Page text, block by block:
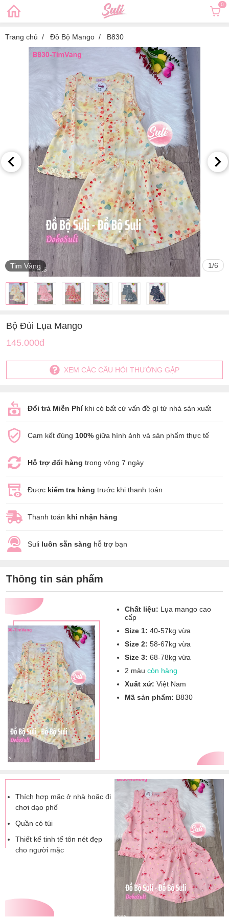
0
Trang chủ Đồ Bộ Mango B830
1/6
Tim Vàng
Bộ Đùi Lụa Mango
145.000đ
XEM CÁC CÂU HỎI THƯỜNG GẶP
Đổi trả Miễn Phíkhi có bất cứ vấn đề gì từ nhà sản xuất
Cam kết đúng 100% giữa hình ảnh và sản phẩm thực tế
Hỗ trợ đổi hàng trong vòng 7 ngày
Được kiểm tra hàng trước khi thanh toán
Thanh toán khi nhận hàng
Suli luôn sẵn sàng hỗ trợ bạn
Thông tin sản phẩm
Chất liệu: Lụa mango cao
cấp
Size 1: 40-57kg vừa
Size 2: 58-67kg vừa
Size 3: 68-78kg vừa
2 màu còn hàng
Xuất xứ: Việt Nam
Mã sản phẩm: B830
Thích hợp mặc ở nhà hoặc đi
chơi dạo phố
Quần có túi
Thiết kế tinh tế tôn nét đẹp
cho người mặc